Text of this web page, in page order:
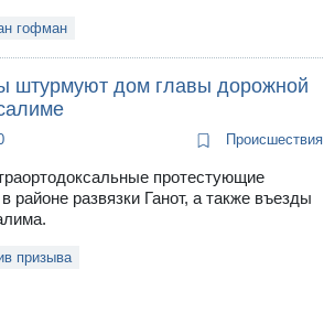
гофман
штурмуют дом главы дорожной
Происшествия
протестующие
районе развязки Ганот, а также въезды
призыва